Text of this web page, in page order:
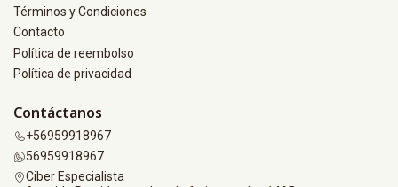
Términos y Condiciones
Contacto
Política de reembolso
Política de privacidad
Contáctanos
+56959918967
56959918967
Ciber Especialista